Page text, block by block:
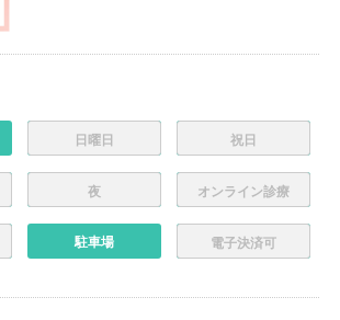
日曜日 祝日
夜 オンライン診療
駐車場 電子決済可